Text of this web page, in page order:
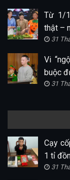
Từ 1/
thật –
31
Vi
buộc
31
Cạy
1 tỉ
31